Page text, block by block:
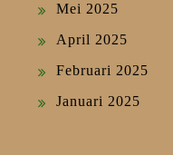
Mei 2025
April 2025
Februari 2025
Januari 2025